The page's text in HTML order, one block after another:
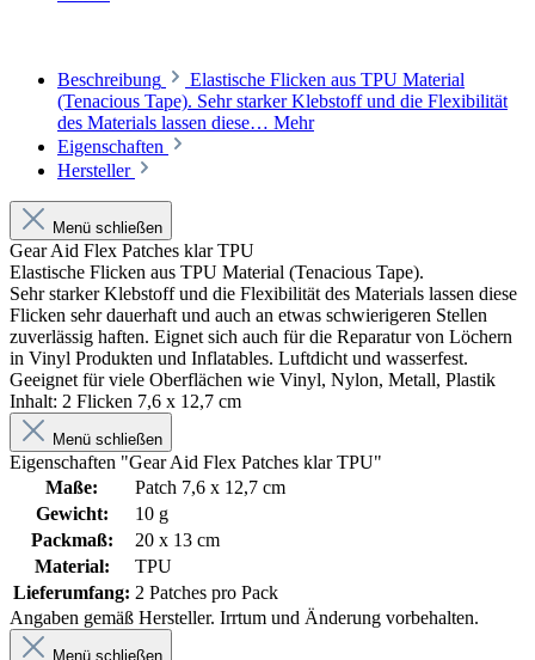
Beschreibung
Elastische Flicken aus TPU Material
(Tenacious Tape). Sehr starker Klebstoff und die Flexibilität
des Materials lassen diese… Mehr
Eigenschaften
Hersteller
Menü schließen
Gear Aid Flex Patches klar TPU
Elastische Flicken aus TPU Material (Tenacious Tape).
Sehr starker Klebstoff und die Flexibilität des Materials lassen diese
Flicken sehr dauerhaft und auch an etwas schwierigeren Stellen
zuverlässig haften. Eignet sich auch für die Reparatur von Löchern
in Vinyl Produkten und Inflatables. Luftdicht und wasserfest.
Geeignet für viele Oberflächen wie Vinyl, Nylon, Metall, Plastik
Inhalt: 2 Flicken 7,6 x 12,7 cm
Menü schließen
Eigenschaften "Gear Aid Flex Patches klar TPU"
Maße:
Patch 7,6 x 12,7 cm
Gewicht:
10 g
Packmaß:
20 x 13 cm
Material:
TPU
Lieferumfang: 2 Patches pro Pack
Angaben gemäß Hersteller. Irrtum und Änderung vorbehalten.
Menü schließen